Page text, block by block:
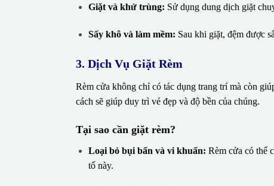
Giặt và khử trùng: Sử dụng dung dịch giặt
Sấy khô và làm mềm: Sau khi giặt, đệm được
3. Dịch Vụ Giặt Rèm
Rèm cửa không chỉ có tác dụng trang trí mà còn
cách sẽ giúp duy trì vẻ đẹp và độ bền của chúng.
Tại sao cần giặt rèm?
Loại bỏ bụi bẩn và vi khuẩn: Rèm cửa có thể
tố này.